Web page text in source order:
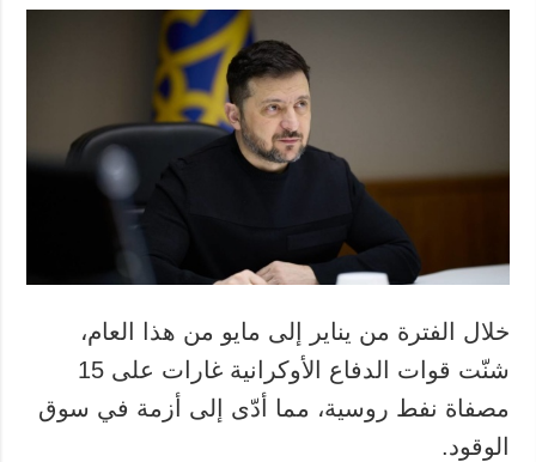
خلال الفترة من يناير إلى مايو من هذا العام،
شنّت قوات الدفاع الأوكرانية غارات على 15
مصفاة نفط روسية، مما أدّى إلى أزمة في سوق
الوقود.